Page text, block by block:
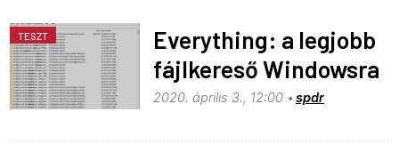
TESZT
Everything: a legjobb
fájlkereső Windowsra
2020. április 3., 12:00 spdr